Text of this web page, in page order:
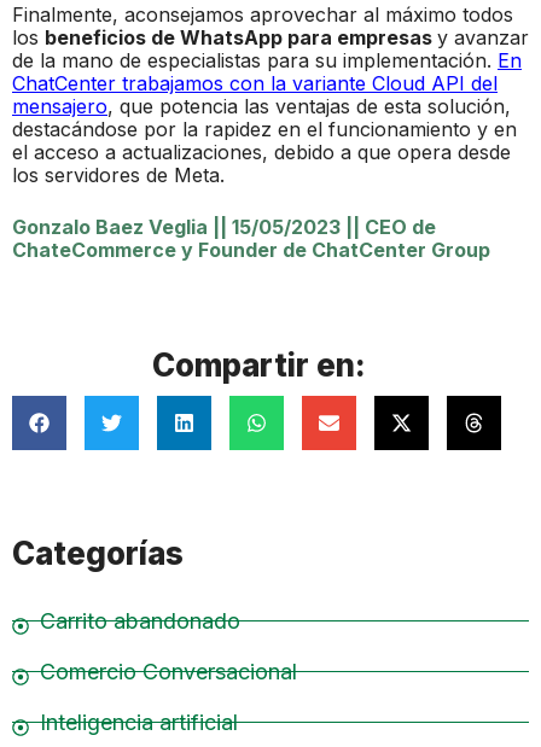
Finalmente, aconsejamos aprovechar al máximo todos
los beneficios de WhatsApp para empresas y avanzar
de la mano de especialistas para su implementación. En
ChatCenter trabajamos con la variante Cloud API del
mensajero, que potencia las ventajas de esta solución,
destacándose por la rapidez en el funcionamiento y en
el acceso a actualizaciones, debido a que opera desde
los servidores de Meta.
Gonzalo Baez Veglia 15/05/2023
CEO de
ChateCommerce y Founder de ChatCenter Group
Compartir en:
Categorías
Carrito abandonado
Comercio Conversacional
Inteligencia artificial